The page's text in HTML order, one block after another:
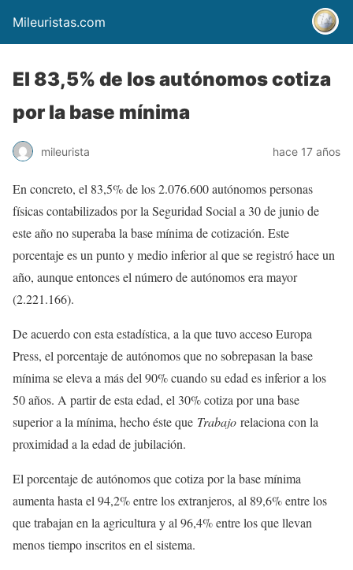
Mileuristas.com
El 83,5% de los autónomos cotiza
por la base mínima
mileurista hace 17 años
En concreto, el 83,5% de los 2.076.600 autónomos personas
físicas contabilizados por la Seguridad Social a 30 de junio de
este año no superaba la base mínima de cotización. Este
porcentaje es un punto y medio inferior al que se registró hace un
año, aunque entonces el número de autónomos era mayor
(2.221.166).
De acuerdo con esta estadística, a la que tuvo acceso Europa
Press, el porcentaje de autónomos que no sobrepasan la base
mínima se eleva a más del 90% cuando su edad es inferior a los
50 años. A partir de esta edad, el 30% cotiza por una base
superior a la mínima, hecho éste que Trabajo relaciona con la
proximidad a la edad de jubilación.
El porcentaje de autónomos que cotiza por la base mínima
aumenta hasta el 94,2% entre los extranjeros, al 89,6% entre los
que trabajan en la agricultura y al 96,4% entre los que llevan
menos tiempo inscritos en el sistema.